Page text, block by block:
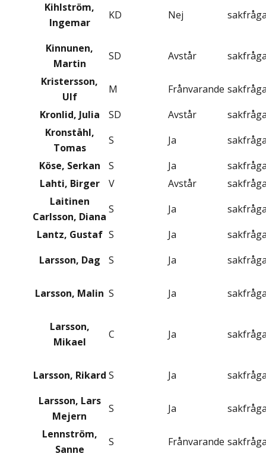
Kihlström,
Ingemar
KD Nej
Kinnunen,
Martin
SD Avstår
Kristersson,
Ulf
M Frånvarande
Kronlid, Julia
SD Avstår
Kronståhl,
Tomas
S Ja
Köse, Serkan
S Ja
Lahti, Birger
V Avstår
Laitinen
Carlsson, Diana
S Ja
Lantz, Gustaf S Ja
Larsson, Dag
S Ja
Larsson, Malin S Ja
Larsson,
Mikael
C Ja
Larsson, Rikard S Ja
Larsson, Lars
Mejern
S Ja
Lennström,
Sanne
S Frånvarande